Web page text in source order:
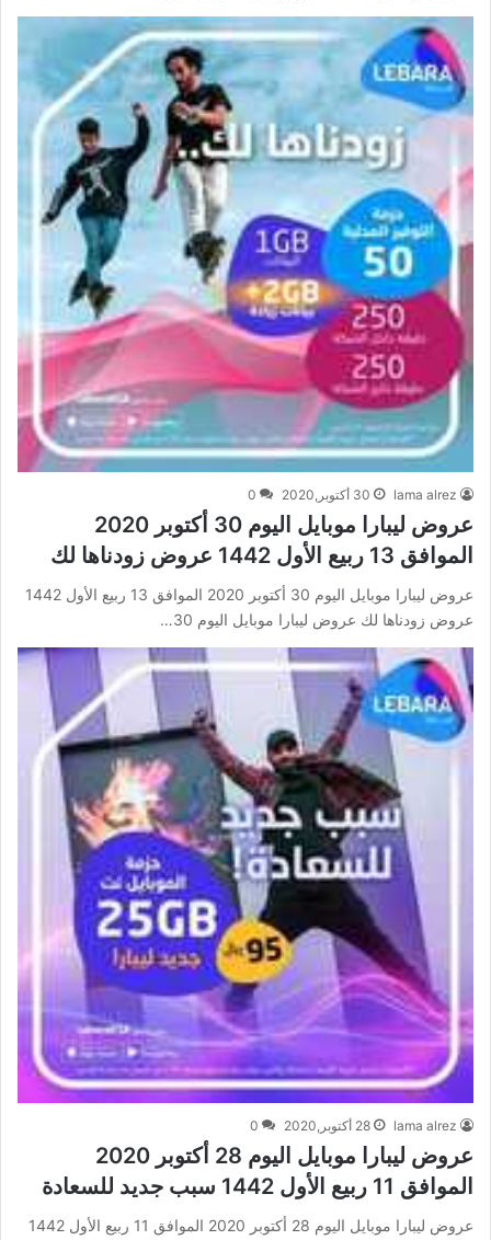
lama alrez 30 أكتوبر,2020 0
عروض ليبارا موبايل اليوم 30 أكتوبر 2020
الموافق 13 ربيع الأول 1442 عروض زودناها لك
عروض ليبارا موبايل اليوم 30 أكتوبر 2020 الموافق 13 ربيع الأول 1442
عروض زودناها لك عروض ليبارا موبايل اليوم 30…
lama alrez 28 أكتوبر,2020 0
عروض ليبارا موبايل اليوم 28 أكتوبر 2020
الموافق 11 ربيع الأول 1442 سبب جديد للسعادة
عروض ليبارا موبايل اليوم 28 أكتوبر 2020 الموافق 11 ربيع الأول 1442